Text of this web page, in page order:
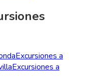
Excursiones a
Excursiones a